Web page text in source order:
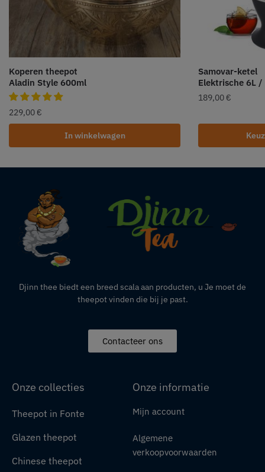
Koperen theepot
Aladin Style 600ml
229,00 €
In winkelwagen
Samovar-ketel
Elektrische 6L /
189,00 €
Djinn thee biedt een breed scala aan producten, u Je moet de
theepot vinden die bij je past.
Contacteer ons
Onze collecties
Theepot in Fonte
Glazen theepot
Chinese theepot
Onze informatie
Mijn account
Algemene
verkoopvoorwaarden